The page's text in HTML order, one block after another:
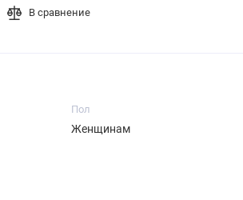
В сравнение
Пол
Женщинам